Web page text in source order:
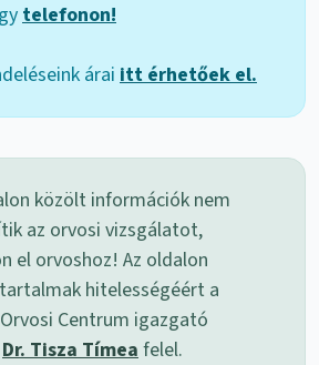
telefonon!
árai itt érhetőek el.
közölt információk nem
az orvosi vizsgálatot,
el orvoshoz! Az oldalon
hitelességéért a
Centrum igazgató
Dr. Tisza Tímea felel.